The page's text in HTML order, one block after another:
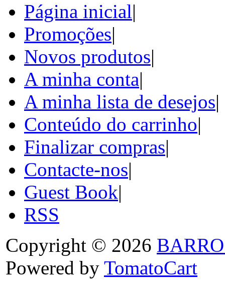
Página inicial|
Promoções|
Novos produtos|
A minha conta|
A minha lista de desejos|
Conteúdo do carrinho|
Finalizar compras|
Contacte-nos|
Guest Book|
RSS
Copyright © 2026
Powered by TomatoCart